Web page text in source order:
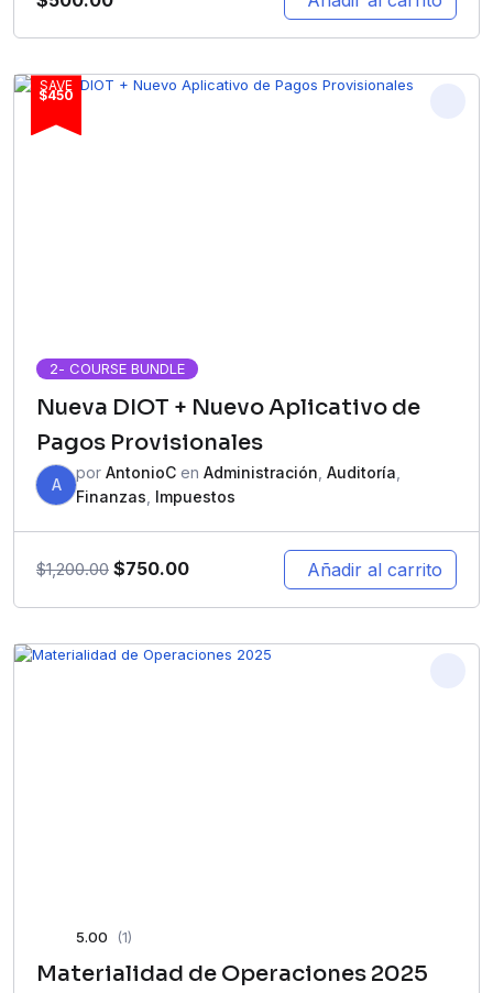
SAVE
$450
2- COURSE BUNDLE
Nueva DIOT + Nuevo Aplicativo de
Pagos Provisionales
A
por AntonioC en Administración Auditoría
Finanzas Impuestos
$1,200.00 $750.00 Añadir al carrito
5.00 (1)
Materialidad de Operaciones 2025